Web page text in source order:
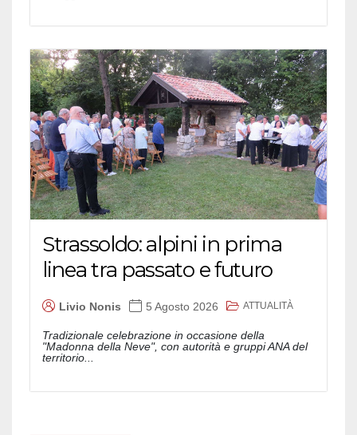
Strassoldo: alpini in prima
linea tra passato e futuro
Livio Nonis 5 Agosto 2026 ATTUALITÀ
Tradizionale celebrazione in occasione della
"Madonna della Neve", con autorità e gruppi ANA del
territorio...